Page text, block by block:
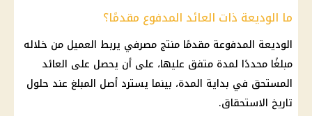
ما الوديعة ذات العائد المدفوع مقدمًا؟
الوديعة المدفوعة مقدمًا منتج مصرفي يربط العميل من خلاله
مبلغًا محددًا لمدة متفق عليها، على أن يحصل على العائد
المستحق في بداية المدة، بينما يسترد أصل المبلغ عند حلول
تاريخ الاستحقاق.